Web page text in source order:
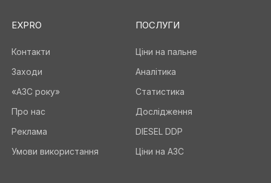
EXPRO
Контакти
Заходи
«АЗС року»
Про нас
Реклама
Умови використання
ПОСЛУГИ
Ціни на пальне
Аналітика
Статистика
Дослідження
DIESEL DDP
Ціни на АЗС